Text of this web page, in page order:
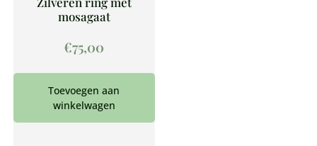
mosagaat
€75,00
Toevoegen aan
winkelwagen